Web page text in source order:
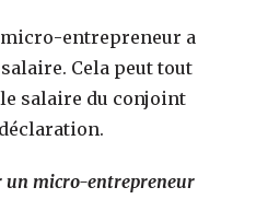
micro-entrepreneur a
Cela peut tout
salaire du conjoint
un micro-entrepreneur